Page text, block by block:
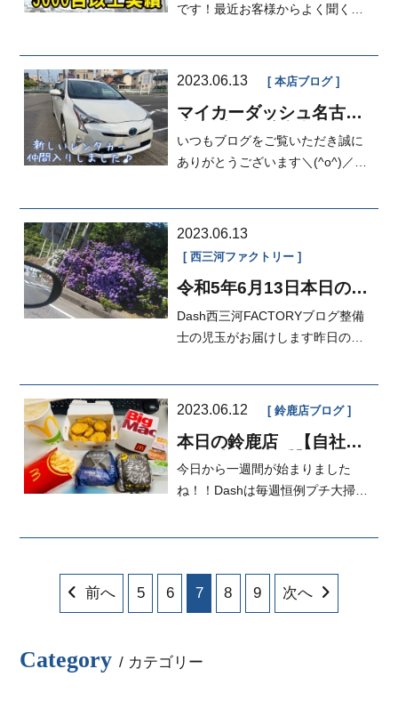
イオニアマイカーダッシ
です！最近お客様からよく聞くこ
2023.06.13 本店ブログ
マイカーダッシュ名古屋
いつもブログをご覧いただき誠に
ありがとうございます＼(^o^)／
2023.06.13
西三河ファクトリー
令和5年6月13日本日の
FACTORY ビアンテ整備
Dash西三河FACTORYブログ整備
士の児玉がお届けします昨日のブ
2023.06.12 鈴鹿店ブログ
本日の鈴鹿店 【自社ロ
ーン愛知・三重】修理分
割、車検分割
今日から一週間が始まりました
ね！！Dashは毎週恒例プチ大掃除
前へ 5 6 7 8 9 次へ
Category / カテゴリー